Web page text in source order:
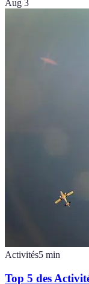
Aug 3
Activités5 min
Top 5 des